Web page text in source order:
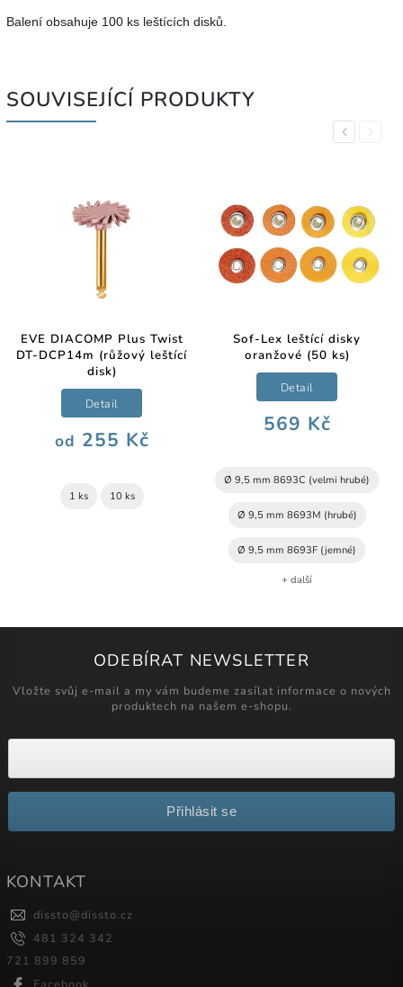
Balení obsahuje 100 ks leštících disků.
SOUVISEJÍCÍ PRODUKTY
Previous
EVE DIACOMP Plus Twist
DT-DCP14m (růžový leštící
disk)
od 255 Kč
Detail
1 ks 10 ks
Sof-Lex leštící disky
oranžové (50 ks)
569 Kč
Detail
Ø 9,5 mm 8693C (velmi hrubé)
Ø 9,5 mm 8693M (hrubé)
Ø 9,5 mm 8693F (jemné)
+ další
Next
ODEBÍRAT NEWSLETTER
Vložte svůj e-mail a my vám budeme zasílat informace o nových
produktech na našem e-shopu.
Přihlásit se
KONTAKT
dissto@dissto.cz
481 324 342
721 899 859
Facebook